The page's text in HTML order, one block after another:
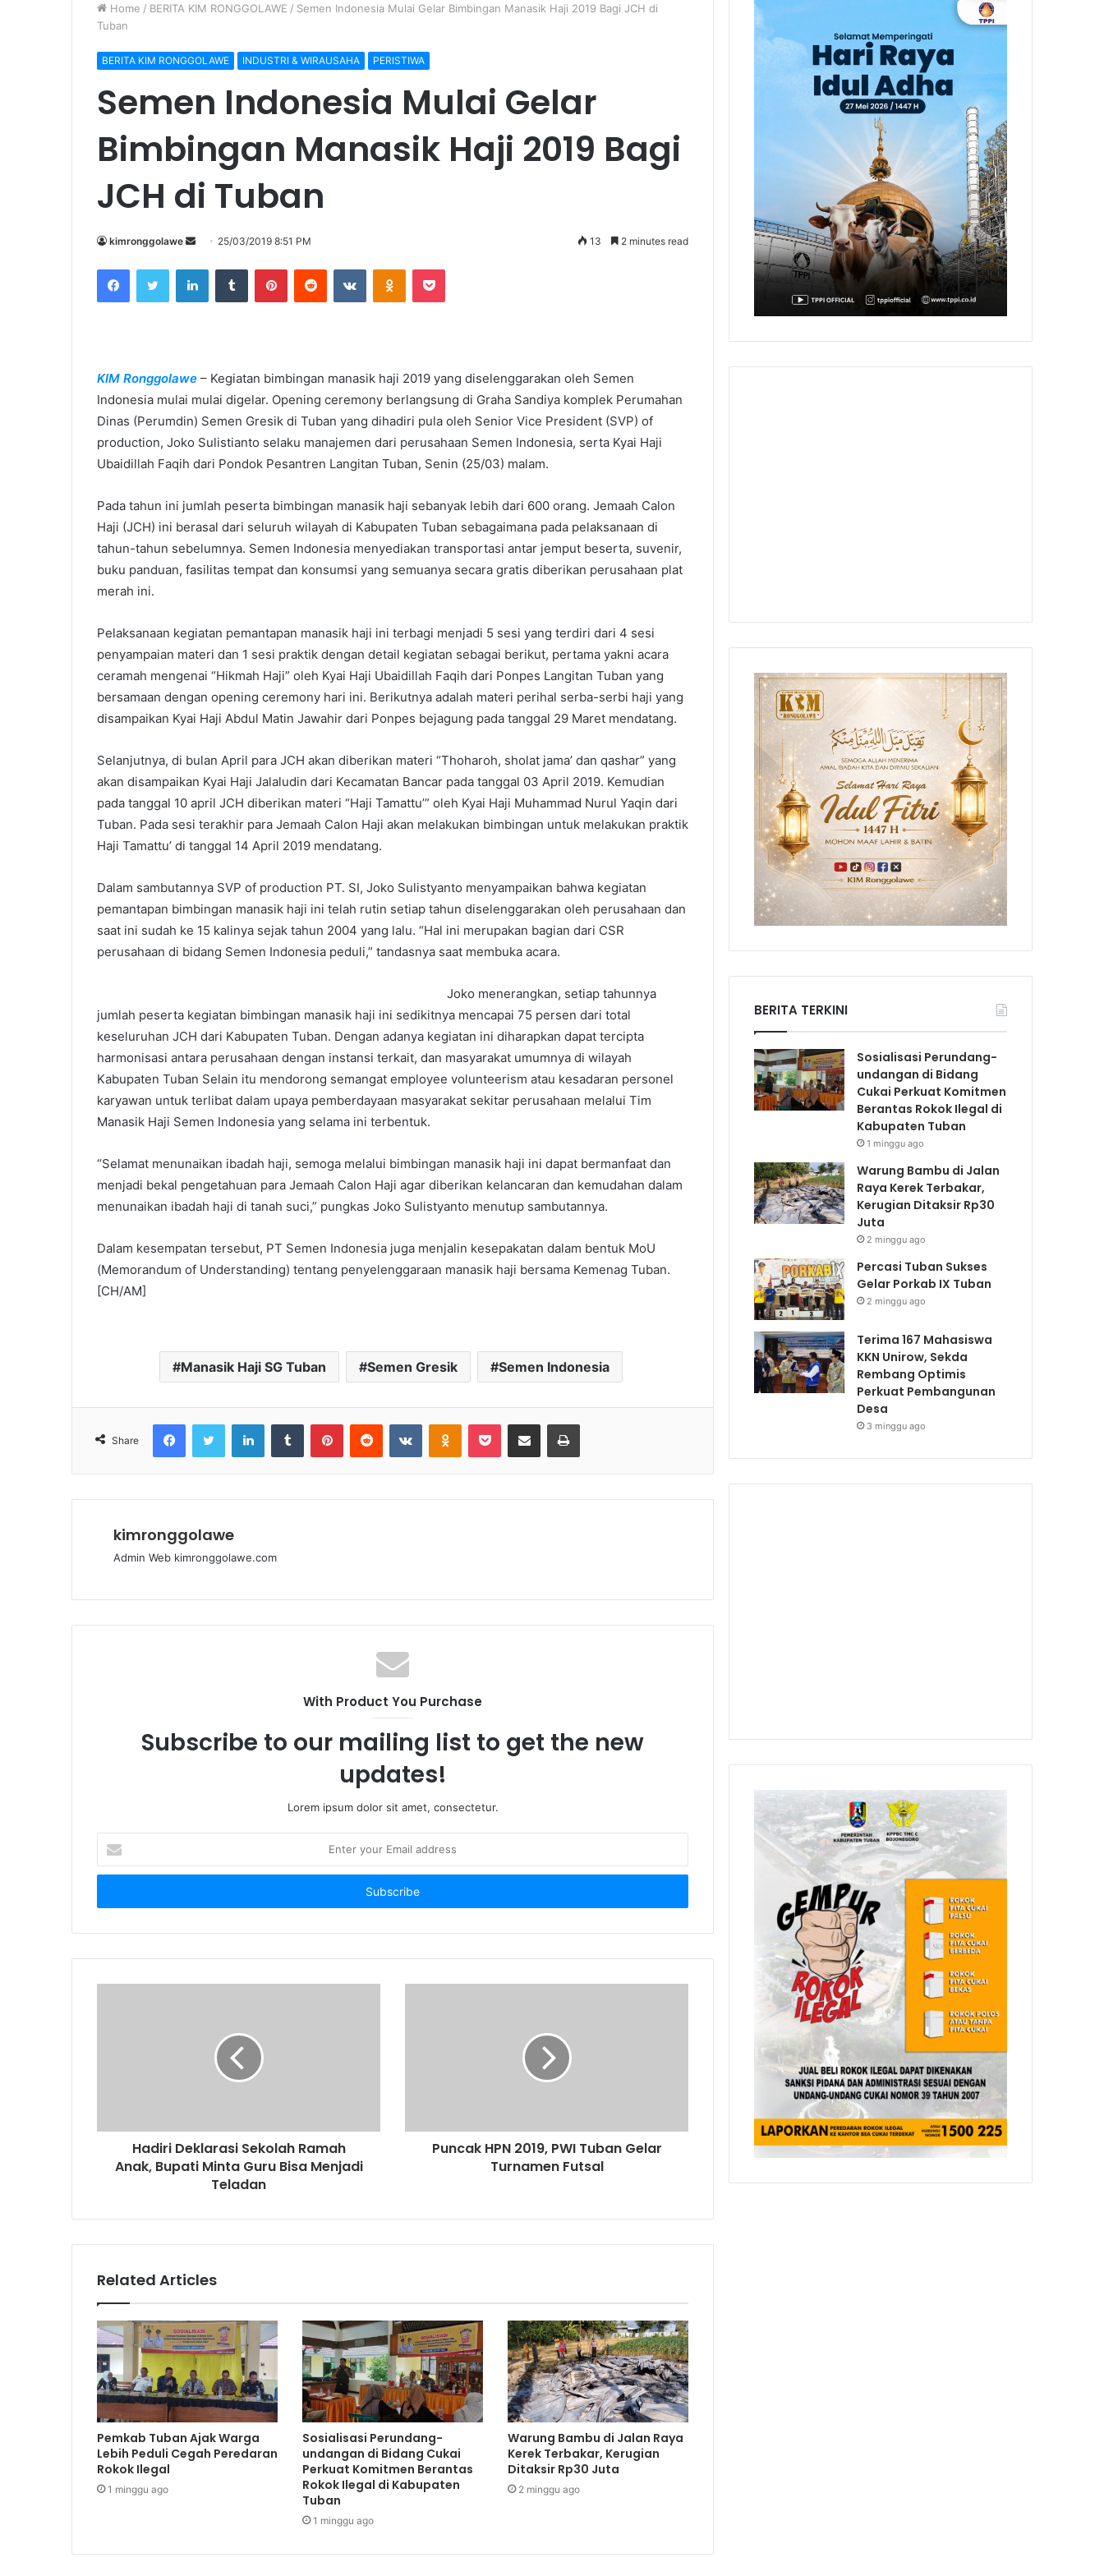
Home / BERITA KIM RONGGOLAWE / Semen Indonesia Mulai Gelar Bimbingan Manasik Haji 2019 Bagi JCH di
Tuban
BERITA KIM RONGGOLAWE INDUSTRI & WIRAUSAHA PERISTIWA
Semen Indonesia Mulai Gelar
Bimbingan Manasik Haji 2019 Bagi
JCH di Tuban
kimronggolawe
n
d
m
a
i
25/03/2019 8:51 PM 13 2 minutes read
KIM Ronggolawe – Kegiatan bimbingan manasik haji 2019 yang diselenggarakan oleh Semen
Indonesia mulai mulai digelar. Opening ceremony berlangsung di Graha Sandiya komplek Perumahan
Dinas (Perumdin) Semen Gresik di Tuban yang dihadiri pula oleh Senior Vice President (SVP) of
production, Joko Sulistianto selaku manajemen dari perusahaan Semen Indonesia, serta Kyai Haji
Ubaidillah Faqih dari Pondok Pesantren Langitan Tuban, Senin (25/03) malam.
Pada tahun ini jumlah peserta bimbingan manasik haji sebanyak lebih dari 600 orang. Jemaah Calon
Haji (JCH) ini berasal dari seluruh wilayah di Kabupaten Tuban sebagaimana pada pelaksanaan di
tahun-tahun sebelumnya. Semen Indonesia menyediakan transportasi antar jemput beserta, suvenir,
buku panduan, fasilitas tempat dan konsumsi yang semuanya secara gratis diberikan perusahaan plat
merah ini.
Pelaksanaan kegiatan pemantapan manasik haji ini terbagi menjadi 5 sesi yang terdiri dari 4 sesi
penyampaian materi dan 1 sesi praktik dengan detail kegiatan sebagai berikut, pertama yakni acara
ceramah mengenai “Hikmah Haji” oleh Kyai Haji Ubaidillah Faqih dari Ponpes Langitan Tuban yang
bersamaan dengan opening ceremony hari ini. Berikutnya adalah materi perihal serba-serbi haji yang
disampaikan Kyai Haji Abdul Matin Jawahir dari Ponpes bejagung pada tanggal 29 Maret mendatang.
Selanjutnya, di bulan April para JCH akan diberikan materi “Thoharoh, sholat jama’ dan qashar” yang
akan disampaikan Kyai Haji Jalaludin dari Kecamatan Bancar pada tanggal 03 April 2019. Kemudian
pada tanggal 10 april JCH diberikan materi “Haji Tamattu’” oleh Kyai Haji Muhammad Nurul Yaqin dari
Tuban. Pada sesi terakhir para Jemaah Calon Haji akan melakukan bimbingan untuk melakukan praktik
Haji Tamattu’ di tanggal 14 April 2019 mendatang.
Dalam sambutannya SVP of production PT. SI, Joko Sulistyanto menyampaikan bahwa kegiatan
pemantapan bimbingan manasik haji ini telah rutin setiap tahun diselenggarakan oleh perusahaan dan
saat ini sudah ke 15 kalinya sejak tahun 2004 yang lalu. “Hal ini merupakan bagian dari CSR
perusahaan di bidang Semen Indonesia peduli,” tandasnya saat membuka acara.
Joko menerangkan, setiap tahunnya
jumlah peserta kegiatan bimbingan manasik haji ini sedikitnya mencapai 75 persen dari total
keseluruhan JCH dari Kabupaten Tuban. Dengan adanya kegiatan ini diharapkan dapat tercipta
harmonisasi antara perusahaan dengan instansi terkait, dan masyarakat umumnya di wilayah
Kabupaten Tuban Selain itu mendorong semangat employee volunteerism atau kesadaran personel
karyawan untuk terlibat dalam upaya pemberdayaan masyarakat sekitar perusahaan melalui Tim
Manasik Haji Semen Indonesia yang selama ini terbentuk.
“Selamat menunaikan ibadah haji, semoga melalui bimbingan manasik haji ini dapat bermanfaat dan
menjadi bekal pengetahuan para Jemaah Calon Haji agar diberikan kelancaran dan kemudahan dalam
menunaikan ibadah haji di tanah suci,” pungkas Joko Sulistyanto menutup sambutannya.
Dalam kesempatan tersebut, PT Semen Indonesia juga menjalin kesepakatan dalam bentuk MoU
(Memorandum of Understanding) tentang penyelenggaraan manasik haji bersama Kemenag Tuban.
[CH/AM]
Manasik Haji SG Tuban Semen Gresik Semen Indonesia
Share
kimronggolawe
Admin Web kimronggolawe.com
With Product You Purchase
Subscribe to our mailing list to get the new
updates!
Lorem ipsum dolor sit amet, consectetur.
t
r
u
r
Hadiri Deklarasi Sekolah Ramah
Anak, Bupati Minta Guru Bisa Menjadi
Teladan
Puncak HPN 2019, PWI Tuban Gelar
Turnamen Futsal
Related Articles
Pemkab Tuban Ajak Warga
Lebih Peduli Cegah Peredaran
Rokok Ilegal
1 minggu ago
Sosialisasi Perundang-
undangan di Bidang Cukai
Perkuat Komitmen Berantas
Rokok Ilegal di Kabupaten
Tuban
1 minggu ago
Warung Bambu di Jalan Raya
Kerek Terbakar, Kerugian
Ditaksir Rp30 Juta
2 minggu ago
BERITA TERKINI
Sosialisasi Perundang-
undangan di Bidang
Cukai Perkuat Komitmen
Berantas Rokok Ilegal di
Kabupaten Tuban
1 minggu ago
Warung Bambu di Jalan
Raya Kerek Terbakar,
Kerugian Ditaksir Rp30
Juta
2 minggu ago
Percasi Tuban Sukses
Gelar Porkab IX Tuban
2 minggu ago
Terima 167 Mahasiswa
KKN Unirow, Sekda
Rembang Optimis
Perkuat Pembangunan
Desa
3 minggu ago